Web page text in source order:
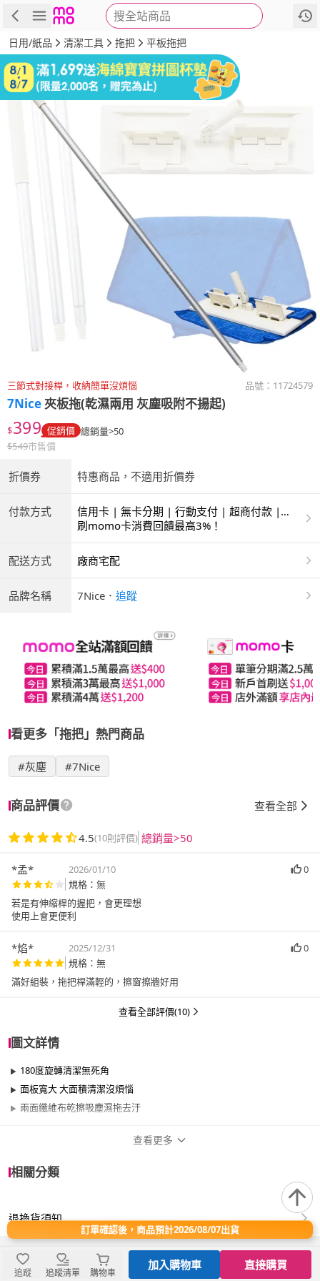
搜全站商品
商品 評價 詳情
日用/紙品 清潔工具 拖把 平板拖把
三節式對接桿，收納簡單沒煩惱 品號： 11724579
7Nice 夾板拖(乾濕兩用 灰塵吸附不揚起)
$399 促銷價 總銷量>50
$549市售價
折價券 特惠商品，不適用折價券
付款方式
信用卡 | 無卡分期 | 行動支付 | 超商付款 |
ATM | 銀聯卡
刷momo卡消費回饋最高3%！
配送方式 廠商宅配
品牌名稱 7Nice ． 追蹤
看更多「拖把」熱門商品
#灰塵 #7Nice
商品評價 查看全部
4.5(10則評價) 總銷量>50
*孟* 2026/01/10
0
規格：無
若是有伸縮桿的握把，會更理想
使用上會更便利
*焰* 2025/12/31
0
規格：無
滿好組裝，拖把桿滿輕的，擦窗擦牆好用
查看全部評價(10)
圖文詳情
180度旋轉清潔無死角
面板寬大 大面積清潔沒煩惱
兩面纖維布乾擦吸塵濕拖去汙
適用於
臥室、客廳、浴室、廚房、陽台、餐廳、室
內、室外、玄關、窗戶
查看更多
相關分類
退換貨須知
訂單確認後，商品預計2026/08/07出貨
追蹤 追蹤清單 購物車
加入購物車 直接購買